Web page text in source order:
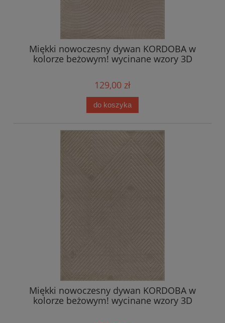
Miękki nowoczesny dywan KORDOBA w
kolorze beżowym! wycinane wzory 3D
129,00 zł
do koszyka
Miękki nowoczesny dywan KORDOBA w
kolorze beżowym! wycinane wzory 3D